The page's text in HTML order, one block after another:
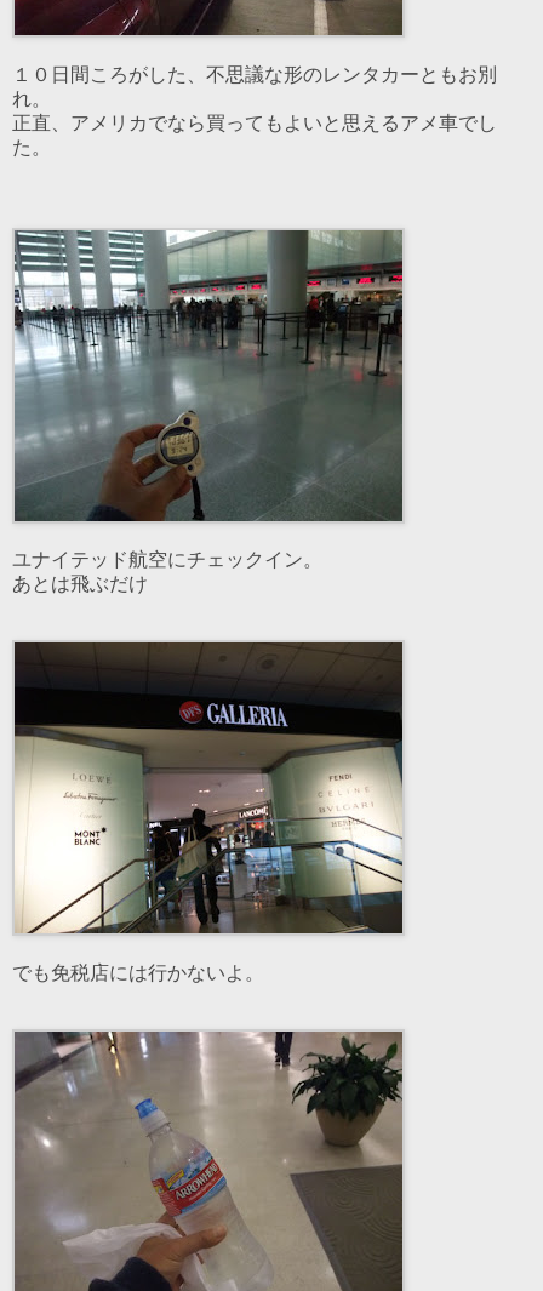
１０日間ころがした、不思議な形のレンタカーともお別
れ。
正直、アメリカでなら買ってもよいと思えるアメ車でし
た。
ユナイテッド航空にチェックイン。
あとは飛ぶだけ
でも免税店には行かないよ。